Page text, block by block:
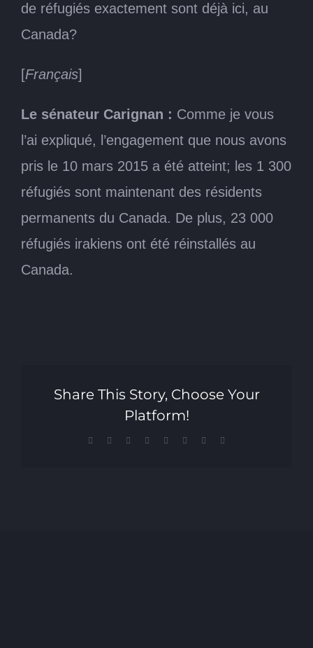
de réfugiés exactement sont déjà ici, au
Canada?
[Français]
Le sénateur Carignan : Comme je vous
l’ai expliqué, l’engagement que nous avons
pris le 10 mars 2015 a été atteint; les 1 300
réfugiés sont maintenant des résidents
permanents du Canada. De plus, 23 000
réfugiés irakiens ont été réinstallés au
Canada.
Share This Story, Choose Your
Platform!
Facebook Reddit LinkedInTumblr Pinterest